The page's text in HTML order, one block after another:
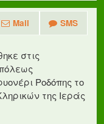
Mail SMS
στις
Ροδόπης το
της Ιεράς